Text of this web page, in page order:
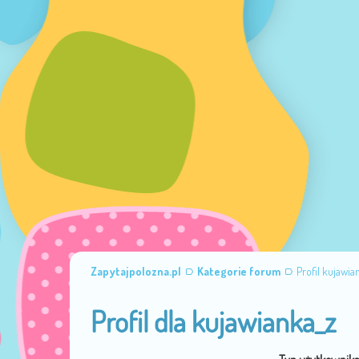
Zapytajpolozna.pl Kategorie forum Profil
Profil dla kujawianka_z